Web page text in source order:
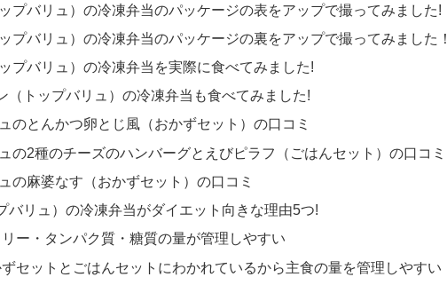
プバリュ）の冷凍弁当のパッケージの表をアップで撮ってみました!
プバリュ）の冷凍弁当のパッケージの裏をアップで撮ってみました！
プバリュ）の冷凍弁当を実際に食べてみました!
（トップバリュ）の冷凍弁当も食べてみました!
のとんかつ卵とじ風（おかずセット）の口コミ
の2種のチーズのハンバーグとえびピラフ（ごはんセット）の口コミ
の麻婆なす（おかずセット）の口コミ
バリュ）の冷凍弁当がダイエット向きな理由5つ!
ー・タンパク質・糖質の量が管理しやすい
セットとごはんセットにわかれているから主食の量を管理しやすい